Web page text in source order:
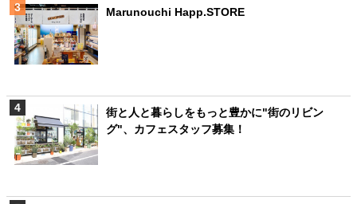
Marunouchi Happ.STORE
街と人と暮らしをもっと豊かに"街のリビン
グ"、カフェスタッフ募集！